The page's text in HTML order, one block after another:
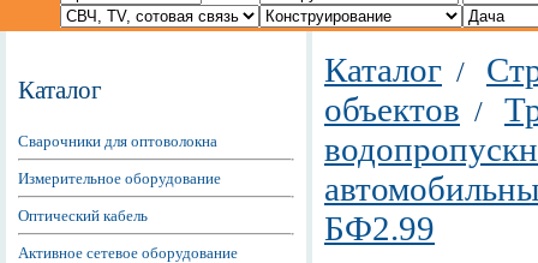
Каталог
Сварочники для оптоволокна
Измерительное оборудование
Оптический кабель
Активное сетевое оборудование
Каталог /
объектов /
БФ2.99